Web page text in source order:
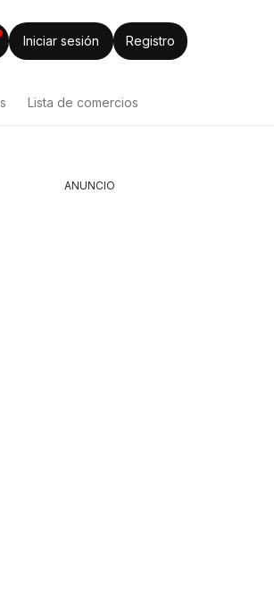
Iniciar sesión Registro
Lista de comercios
ANUNCIO